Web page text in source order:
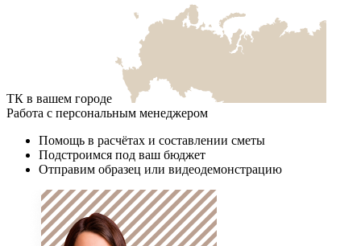
ТК в вашем городе
Работа с персональным менеджером
Помощь в расчётах и составлении сметы
Подстроимся под ваш бюджет
Отправим образец или видеодемонстрацию